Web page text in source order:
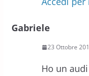
Gabriele
23 Ottobre
Ho un